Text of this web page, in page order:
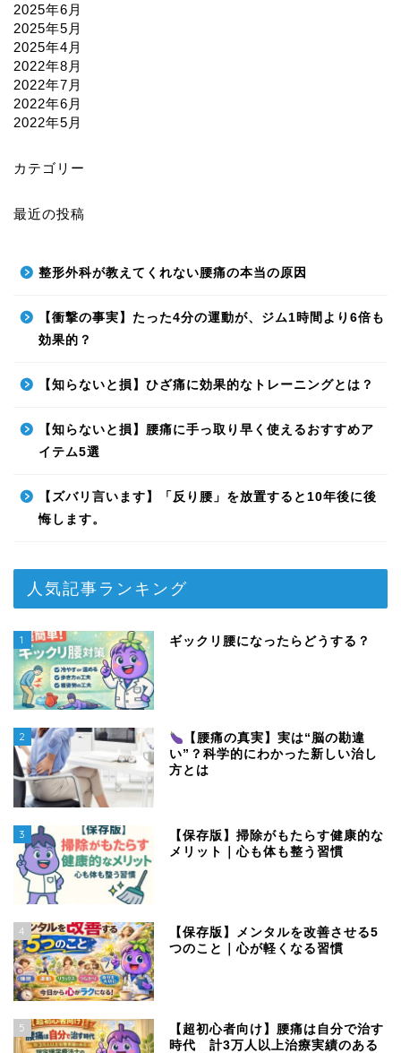
2025年6月
2025年5月
2025年4月
2022年8月
2022年7月
2022年6月
2022年5月
カテゴリー
最近の投稿
整形外科が教えてくれない腰痛の本当の原因
【衝撃の事実】たった4分の運動が、ジム1時間より6倍も
効果的？
【知らないと損】ひざ痛に効果的なトレーニングとは？
【知らないと損】腰痛に手っ取り早く使えるおすすめア
イテム5選
【ズバリ言います】「反り腰」を放置すると10年後に後
悔します。
人気記事ランキング
1 ギックリ腰になったらどうする？
2
【腰痛の真実】実は“脳の勘違
い”？科学的にわかった新しい治し
方とは
3
【保存版】掃除がもたらす健康的な
メリット｜心も体も整う習慣
4
【保存版】メンタルを改善させる5
つのこと｜心が軽くなる習慣
5
【超初心者向け】腰痛は自分で治す
時代 計3万人以上治療実績のある